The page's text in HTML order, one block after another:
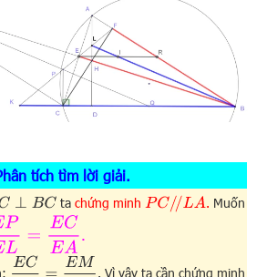
tích tìm lời giải.
⊥ BC ta chứng minh PC//LA . Muốn
EL EA
.
ECEA EB
. Vì vậy ta cần chứng minh